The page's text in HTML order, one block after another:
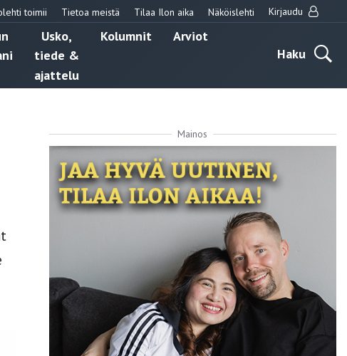
toimii Tietoa meistä Tilaa Ilon aika Näköislehti Kirjaudu
Usko,
tiede &
ajattelu
Kolumnit
Arviot
Haku
Mainos